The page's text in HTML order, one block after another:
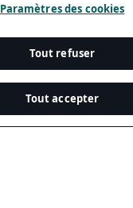
Paramètres des cookies
Tout refuser
Tout accepter